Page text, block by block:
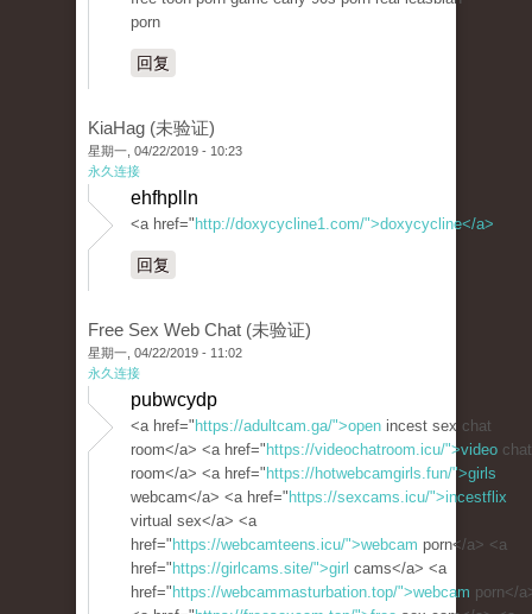
porn
回复
KiaHag (未验证)
星期一, 04/22/2019 - 10:23
永久连接
ehfhplln
<a href=" http://doxycycline1.com/">doxycycline</a>
回复
Free Sex Web Chat (未验证)
星期一, 04/22/2019 - 11:02
永久连接
pubwcydp
<a href=" https://adultcam.ga/">open incest sex chat
room</a> <a href=" https://videochatroom.icu/">video chat
room</a> <a href=" https://hotwebcamgirls.fun/">girls
webcam</a> <a href=" https://sexcams.icu/">incestflix
virtual sex</a> <a
href=" https://webcamteens.icu/">webcam porn</a> <a
href=" https://girlcams.site/">girl cams</a> <a
href=" https://webcammasturbation.top/">webcam porn</